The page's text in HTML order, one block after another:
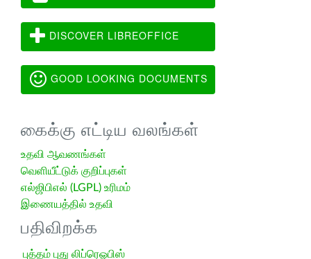
DISCOVER LIBREOFFICE
GOOD LOOKING DOCUMENTS
கைக்கு எட்டிய வலங்கள்
உதவி ஆவணங்கள்
வெளியீட்டுக் குறிப்புகள்
எல்ஜிபிஎல் (LGPL) உரிமம்
இணையத்தில் உதவி
பதிவிறக்க
புத்தம் புது லிப்ரெஓபிஸ்